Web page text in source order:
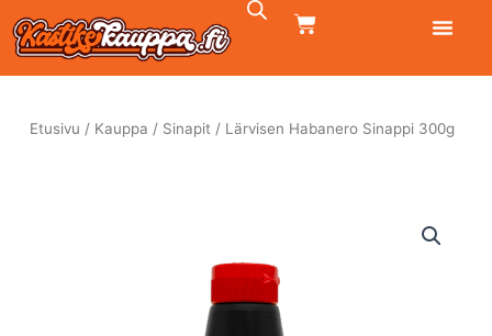
Siirry
sisältöön
CART
Etusivu / Kauppa / Sinapit/ Lärvisen Habanero Sinappi 300g